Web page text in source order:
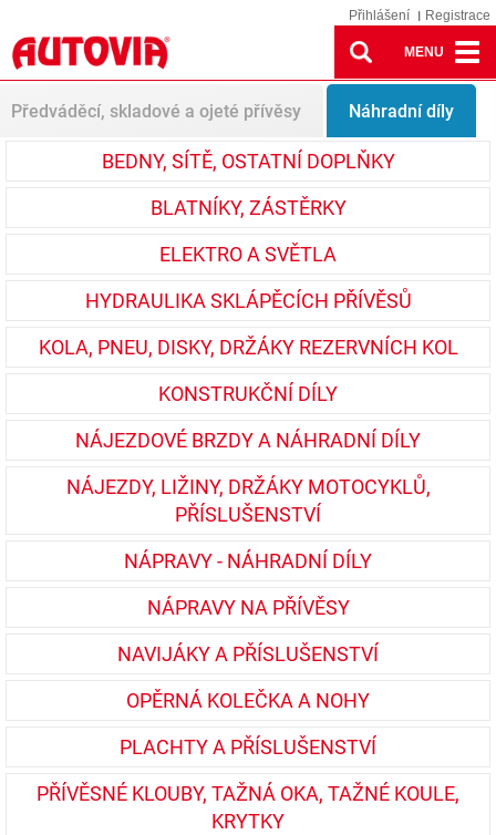
Přihlášení Registrace
MENU
Spare parts
Předváděcí, skladové a ojeté přívěsy Náhradní díly
BEDNY, SÍTĚ, OSTATNÍ DOPLŇKY
BLATNÍKY, ZÁSTĚRKY
ELEKTRO A SVĚTLA
HYDRAULIKA SKLÁPĚCÍCH PŘÍVĚSŮ
KOLA, PNEU, DISKY, DRŽÁKY REZERVNÍCH KOL
KONSTRUKČNÍ DÍLY
NÁJEZDOVÉ BRZDY A NÁHRADNÍ DÍLY
NÁJEZDY, LIŽINY, DRŽÁKY MOTOCYKLŮ,
PŘÍSLUŠENSTVÍ
NÁPRAVY - NÁHRADNÍ DÍLY
NÁPRAVY NA PŘÍVĚSY
NAVIJÁKY A PŘÍSLUŠENSTVÍ
OPĚRNÁ KOLEČKA A NOHY
PLACHTY A PŘÍSLUŠENSTVÍ
PŘÍVĚSNÉ KLOUBY, TAŽNÁ OKA, TAŽNÉ KOULE,
KRYTKY